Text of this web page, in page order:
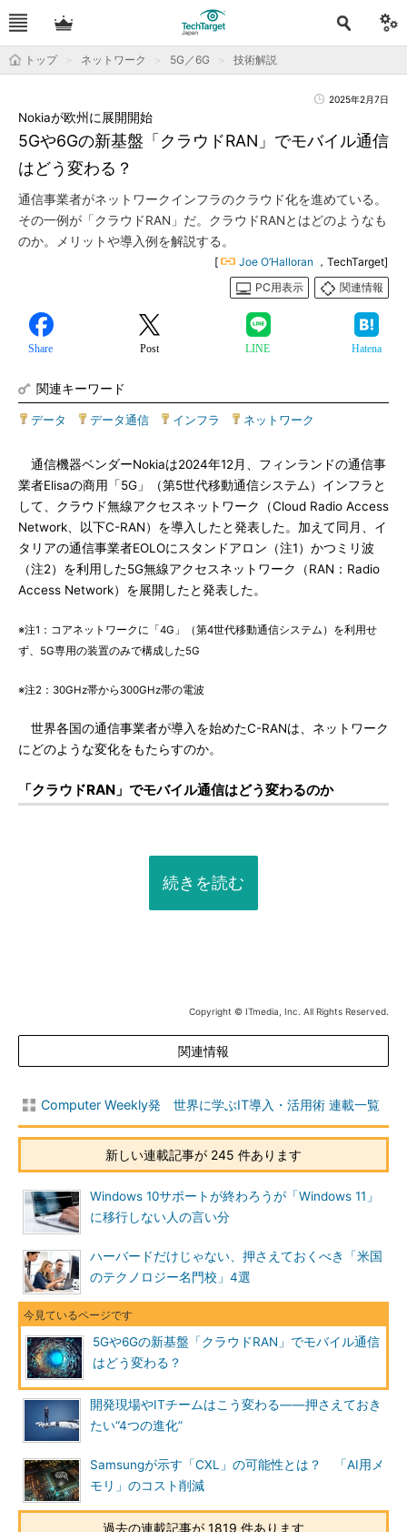
トップ ネットワーク 5G／6G 技術解説
2025年2月7日
5Gや6Gの新基盤「クラウドRAN」でモバイル通信
はどう変わる？
Nokiaが欧州に展開開始
通信事業者がネットワークインフラのクラウド化を進めている。
その一例が「クラウドRAN」だ。クラウドRANとはどのようなも
のか。メリットや導入例を解説する。
[ Joe O’Halloran ，TechTarget]
PC用表示
関連情報
Share Post LINE Hatena
関連キーワード
データ データ通信 インフラ ネットワーク
通信機器ベンダーNokiaは2024年12月、フィンランドの通信事
業者Elisaの商用「5G」（第5世代移動通信システム）インフラと
して、クラウド無線アクセスネットワーク（Cloud Radio Access
Network、以下C-RAN）を導入したと発表した。加えて同月、イ
タリアの通信事業者EOLOにスタンドアロン（注1）かつミリ波
（注2）を利用した5G無線アクセスネットワーク（RAN：Radio
Access Network）を展開したと発表した。
※注1：コアネットワークに「4G」（第4世代移動通信システム）を利用せ
ず、5G専用の装置のみで構成した5G
※注2：30GHz帯から300GHz帯の電波
世界各国の通信事業者が導入を始めたC-RANは、ネットワーク
にどのような変化をもたらすのか。
「クラウドRAN」でモバイル通信はどう変わるのか
続きを読む
Copyright © ITmedia, Inc. All Rights Reserved.
関連情報
Computer Weekly発 世界に学ぶIT導入・活用術 連載一覧
新しい連載記事が 245 件あります
Windows 10サポートが終わろうが「Windows 11」
に移行しない人の言い分
ハーバードだけじゃない、押さえておくべき「米国
のテクノロジー名門校」4選
5Gや6Gの新基盤「クラウドRAN」でモバイル通信
はどう変わる？
開発現場やITチームはこう変わる――押さえておき
たい“4つの進化”
Samsungが示す「CXL」の可能性とは？ 「AI用メ
モリ」のコスト削減
過去の連載記事が 1819 件あります